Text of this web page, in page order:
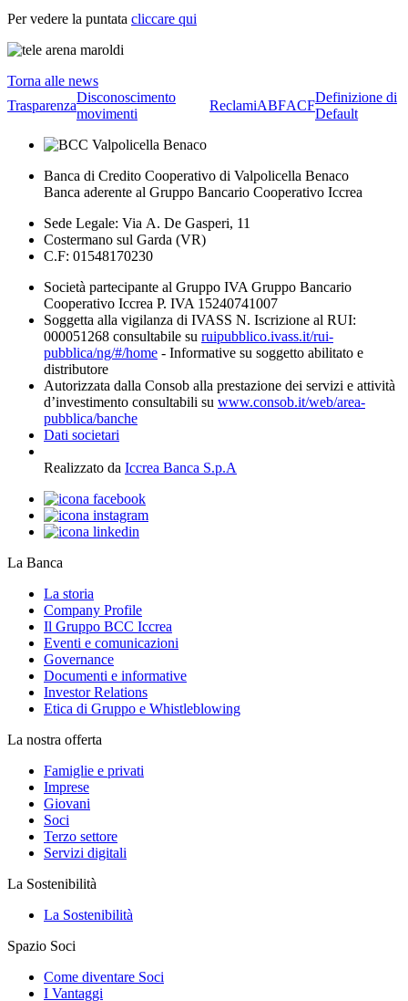
Per vedere la puntata cliccare qui
Torna alle news
Trasparenza
Disconoscimento
movimenti
ReclamiABFACF
Definizione di
Default
Banca di Credito Cooperativo di Valpolicella Benaco
Banca aderente al Gruppo Bancario Cooperativo Iccrea
Sede Legale: Via A. De Gasperi, 11
Costermano sul Garda (VR)
C.F: 01548170230
Società partecipante al Gruppo IVA Gruppo Bancario
Cooperativo Iccrea P. IVA 15240741007
Soggetta alla vigilanza di IVASS N. Iscrizione al RUI:
000051268 consultabile su ruipubblico.ivass.it/rui-
pubblica/ng/#/home - Informative su soggetto abilitato e
distributore
Autorizzata dalla Consob alla prestazione dei servizi e attività
d’investimento consultabili su www.consob.it/web/area-
pubblica/banche
Dati societari
Realizzato da Iccrea Banca S.p.A
La Banca
La storia
Company Profile
Il Gruppo BCC Iccrea
Eventi e comunicazioni
Governance
Documenti e informative
Investor Relations
Etica di Gruppo e Whistleblowing
La nostra offerta
Famiglie e privati
Imprese
Giovani
Soci
Terzo settore
Servizi digitali
La Sostenibilità
La Sostenibilità
Spazio Soci
Come diventare Soci
I Vantaggi